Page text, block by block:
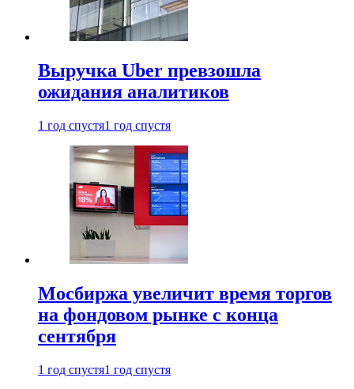
Выручка Uber превзошла
ожидания аналитиков
1 год спустя1 год спустя
Мосбиржа увеличит время торгов
на фондовом рынке с конца
сентября
1 год спустя1 год спустя